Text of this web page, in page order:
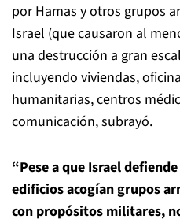
por Hamas y otros grupos
Israel (que causaron al
una destrucción a gran
incluyendo viviendas,
humanitarias, centros
comunicación, subrayó.
“Pese a que Israel
edificios acogían grupos
con propósitos militares,